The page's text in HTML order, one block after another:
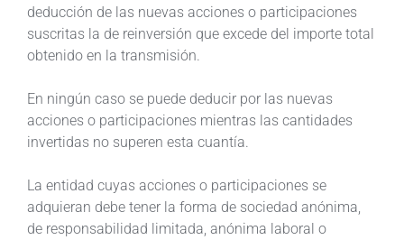
deducción de las nuevas acciones o participaciones
suscritas la de reinversión que excede del importe total
obtenido en la transmisión.
En ningún caso se puede deducir por las nuevas
acciones o participaciones mientras las cantidades
invertidas no superen esta cuantía.
La entidad cuyas acciones o participaciones se
adquieran debe tener la forma de sociedad anónima,
de responsabilidad limitada, anónima laboral o